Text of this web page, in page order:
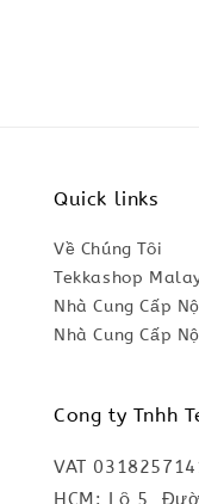
Quick links
Về Chúng Tôi
Tekkashop
Nhà Cung Cấp
Nhà Cung Cấp
Cong ty Tnhh
VAT
HCM: Lô 5,